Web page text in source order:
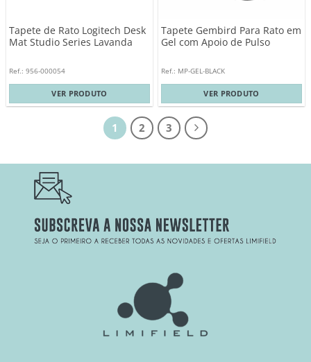
Tapete de Rato Logitech Desk
Mat Studio Series Lavanda
Ref.: 956-000054
VER PRODUTO
Tapete Gembird Para Rato em
Gel com Apoio de Pulso
Ref.: MP-GEL-BLACK
VER PRODUTO
1 2 3